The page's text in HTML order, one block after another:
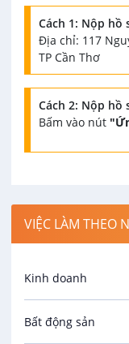
Cách 1: Nộp
Địa chỉ: 117
TP Cần Thơ
Cách 2: Nộp hồ
Bấm vào nút
VIỆC LÀM THEO
Kinh doanh
Bất động sản